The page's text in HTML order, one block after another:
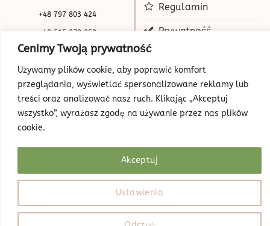
Cenimy Twoją prywatność
Używamy plików cookie, aby poprawić komfort
przeglądania, wyświetlać spersonalizowane reklamy lub
treści oraz analizować nasz ruch. Klikając „Akceptuj
wszystko”, wyrażasz zgodę na używanie przez nas plików
cookie.
Ustawienia
Akceptuj
+48 797 803 424
+48 515 070 250
biuro@beauty-park.pl
Regulamin
Prywatność
© Copyright 2026 | Beauty Park
Web Design